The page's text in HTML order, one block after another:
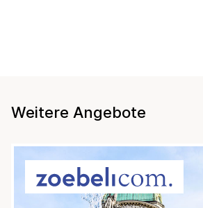
Weitere Angebote